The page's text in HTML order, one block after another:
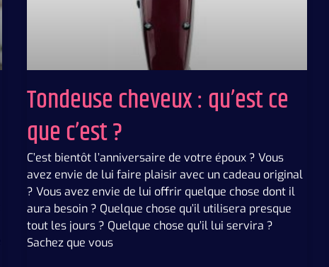
Tondeuse cheveux : qu’est ce
que c’est ?
C’est bientôt l’anniversaire de votre époux ? Vous
avez envie de lui faire plaisir avec un cadeau original
? Vous avez envie de lui offrir quelque chose dont il
aura besoin ? Quelque chose qu’il utilisera presque
tout les jours ? Quelque chose qu’il lui servira ?
Sachez que vous